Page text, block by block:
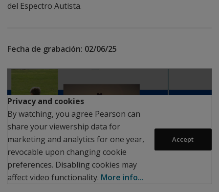
del Espectro Autista.
Fecha de grabación: 02/06/25
Privacy and cookies
By watching, you agree Pearson can
share your viewership data for
marketing and analytics for one year,
revocable upon changing cookie
preferences. Disabling cookies may
affect video functionality. More info...
Accept